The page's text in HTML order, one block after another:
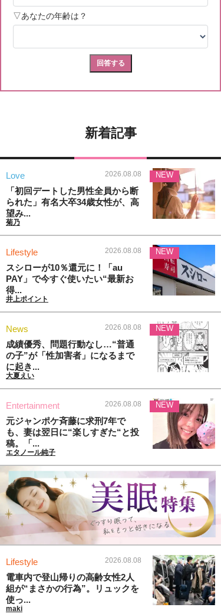
新着記事
Love 2026.08.08
「初回デートした男性全員から断
られた」有名大卒34歳女性が、高
望み...
菊乃
NEW
Lifestyle 2026.08.08
スシローが10％還元に！「au
PAY」で今すぐ使いたい“最新お
得...
井上ポイント
NEW
News 2026.08.08
成績優秀、問題行動なし…“普通
の子”が「性加害者」になるまで
に起き...
大夏えい
NEW
Entertainment 2026.08.08
元ジャンポケ斉藤に求刑7年で
も、妻は翌日に“楽しすぎた“と投
稿。「...
エタノール純子
NEW
Lifestyle 2026.08.08
電車内で登山帰りの高齢女性2人
組が“まさかの行為”。リュックを
使っ...
maki